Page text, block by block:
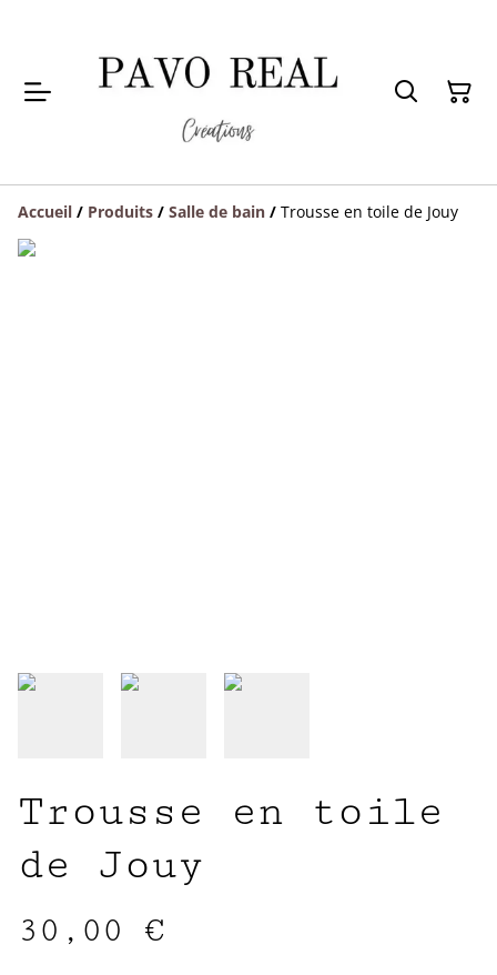
Accueil / Produits / Salle de bain / Trousse en toile de Jouy
Trousse en toile
de Jouy
30,00 €